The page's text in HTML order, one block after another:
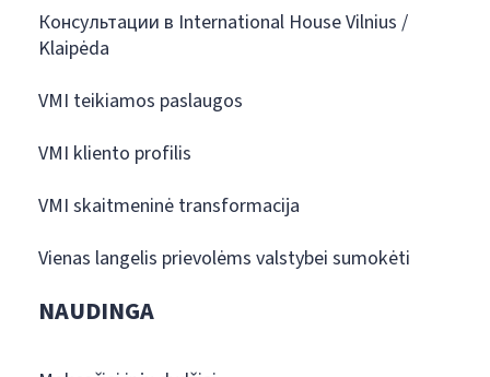
Консультации в International House Vilnius /
Klaipėda
VMI teikiamos paslaugos
VMI kliento profilis
VMI skaitmeninė transformacija
Vienas langelis prievolėms valstybei sumokėti
NAUDINGA